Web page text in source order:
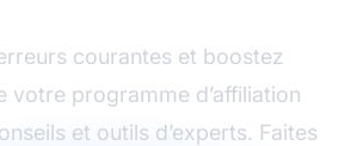
courantes et boostez
votre programme d’affiliation
et outils d’experts. Faites